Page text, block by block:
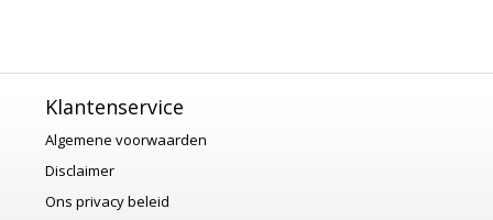
Klantenservice
Algemene voorwaarden
Disclaimer
Ons privacy beleid